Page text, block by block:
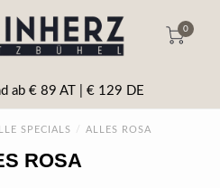
0
& tel. Bestellung
SPECIALS / ALLES ROSA
ROSA